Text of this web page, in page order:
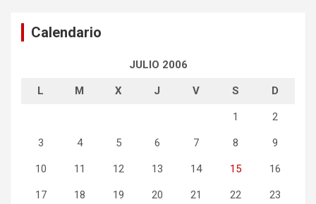
Calendario
JULIO 2006
L M X J V S D
1 2
3 4 5 6 7 8 9
10 11 12 13 14 15 16
17 18 19 20 21 22 23